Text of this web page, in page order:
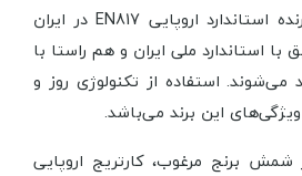
برند کلار اولین و تنها دارنده استاندارد اروپایی EN817 در ایران
استاندارد ملی ایران و هم راستا با
می‌شوند. استفاده از تکنولوژی روز و
این برند می‌باشد.
شمش برنج مرغوب، کارتریج اروپایی